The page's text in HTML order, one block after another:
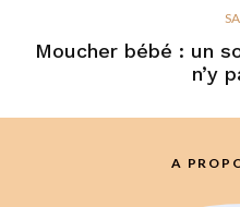
Moucher bébé : un
n’y
A